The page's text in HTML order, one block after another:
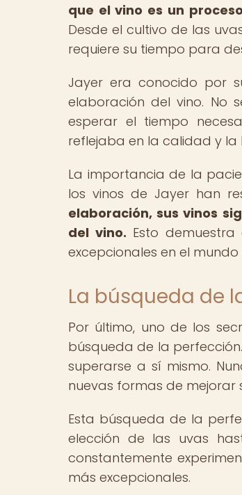
que el vino es un
Desde el cultivo de las
requiere su tiempo para
Jayer era conocido por
elaboración del vino. No
esperar el tiempo
reflejaba en la calidad y la
La importancia de la
los vinos de Jayer han
elaboración, sus vinos
del vino. Esto
excepcionales en el mundo
La búsqueda de
Por último, uno de los
búsqueda de la
superarse a sí mismo.
nuevas formas de mejorar
Esta búsqueda de la
elección de las uvas
constantemente
más excepcionales.